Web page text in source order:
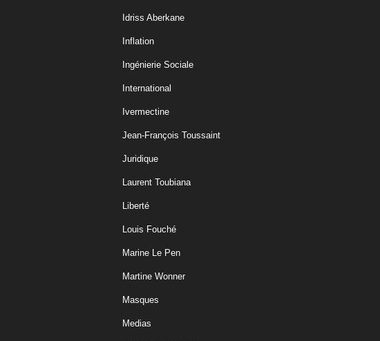
Idriss Aberkane
Inflation
Ingénierie Sociale
International
Ivermectine
Jean-François Toussaint
Juridique
Laurent Toubiana
Liberté
Louis Fouché
Marine Le Pen
Martine Wonner
Masques
Medias